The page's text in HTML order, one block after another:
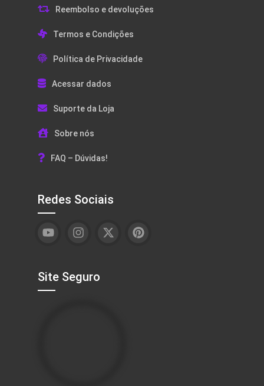
Reembolso e devoluções
Termos e Condições
Política de Privacidade
Acessar dados
Suporte da Loja
Sobre nós
FAQ – Dúvidas!
Redes Sociais
Site Seguro